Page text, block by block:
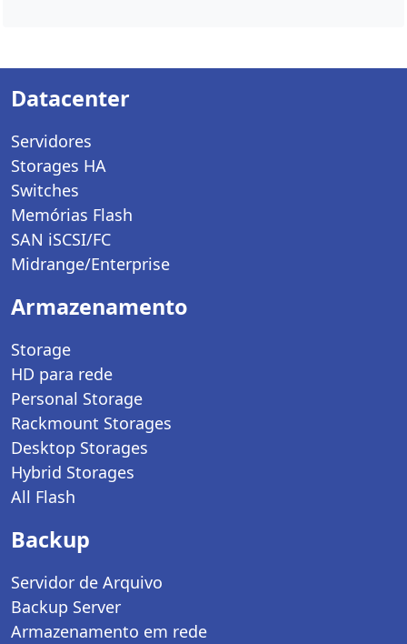
Datacenter
Servidores
Storages HA
Switches
Memórias Flash
SAN iSCSI/FC
Midrange/Enterprise
Armazenamento
Storage
HD para rede
Personal Storage
Rackmount Storages
Desktop Storages
Hybrid Storages
All Flash
Backup
Servidor de Arquivo
Backup Server
Armazenamento em rede